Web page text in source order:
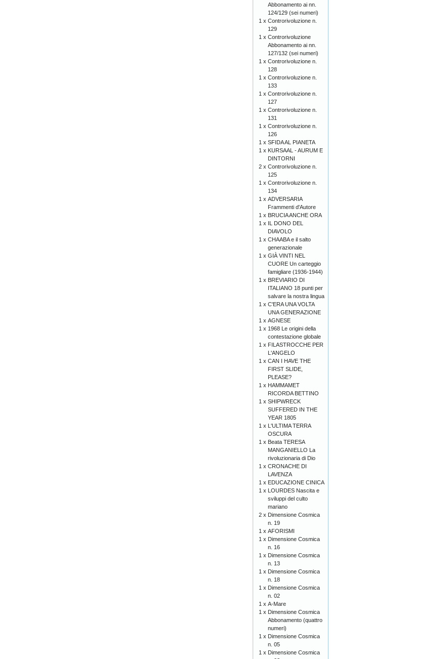
Abbonamento ai nn.
124/129 (sei numeri)
1 x Controrivoluzione n.
129
1 x Controrivoluzione
Abbonamento ai nn.
127/132 (sei numeri)
1 x Controrivoluzione n.
128
1 x Controrivoluzione n.
133
1 x Controrivoluzione n.
127
1 x Controrivoluzione n.
131
1 x Controrivoluzione n.
126
1 x SFIDA AL PIANETA
1 x KURSAAL - AURUM E
DINTORNI
2 x Controrivoluzione n.
125
1 x Controrivoluzione n.
134
1 x ADVERSARIA
Frammenti d'Autore
1 x BRUCIA ANCHE ORA
1 x IL DONO DEL
DIAVOLO
1 x CHAABA e il salto
generazionale
1 x GIÀ VINTI NEL
CUORE Un carteggio
famigliare (1936-1944)
1 x BREVIARIO DI
ITALIANO 18 punti per
salvare la nostra lingua
1 x C'ERA UNA VOLTA
UNA GENERAZIONE
1 x AGNESE
1 x 1968 Le origini della
contestazione globale
1 x FILASTROCCHE PER
L'ANGELO
1 x CAN I HAVE THE
FIRST SLIDE,
PLEASE?
1 x HAMMAMET
RICORDA BETTINO
1 x SHIPWRECK
SUFFERED IN THE
YEAR 1805
1 x L'ULTIMA TERRA
OSCURA
1 x Beata TERESA
MANGANIELLO La
rivoluzionaria di Dio
1 x CRONACHE DI
LAVENZA
1 x EDUCAZIONE CINICA
1 x LOURDES Nascita e
sviluppi del culto
mariano
2 x Dimensione Cosmica
n. 19
1 x AFORISMI
1 x Dimensione Cosmica
n. 16
1 x Dimensione Cosmica
n. 13
1 x Dimensione Cosmica
n. 18
1 x Dimensione Cosmica
n. 02
1 x A-Mare
1 x Dimensione Cosmica
Abbonamento (quattro
numeri)
1 x Dimensione Cosmica
n. 05
1 x Dimensione Cosmica